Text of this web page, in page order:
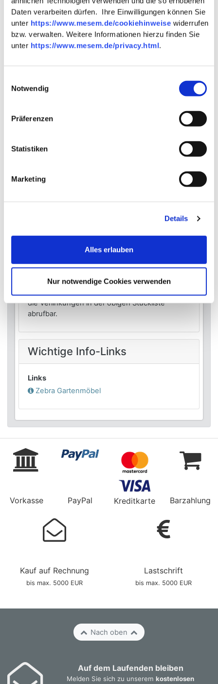
Daten verarbeiten dürfen. Ihre Einwilligungen können Sie
unter https://www.mesem.de/cookiehinweise widerrufen
bzw. verwalten. Weitere Informationen hierzu finden Sie
unter https://www.mesem.de/privacy.html.
Notwendig
Präferenzen
Statistiken
Marketing
Details
Alles erlauben
Nur notwendige Cookies verwenden
Marke
Zebra
Bezeichnung
Material
Gestell
Gestellfarbe
Tischplatte
zur Selbstmontage
Detailinformationen
Informationen zu den Teilprodukten sind über
die Verlinkungen in der obigen Stückliste
abrufbar.
Wichtige Info-Links
Links
Zebra Gartenmöbel
Vorkasse PayPal Kreditkarte Barzahlung
Kauf auf Rechnung
bis max. 5000 EUR
Lastschrift
bis max. 5000 EUR
Nach oben
Auf dem Laufenden bleiben
Melden Sie sich zu unserem kostenlosen